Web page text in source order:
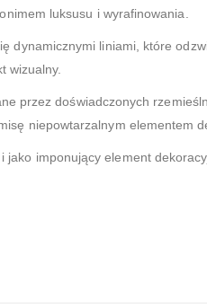
luksusu i wyrafinowania.
liniami, które
wizualny.
przez doświadczonych
niepowtarzalnym elementem
imponujący element